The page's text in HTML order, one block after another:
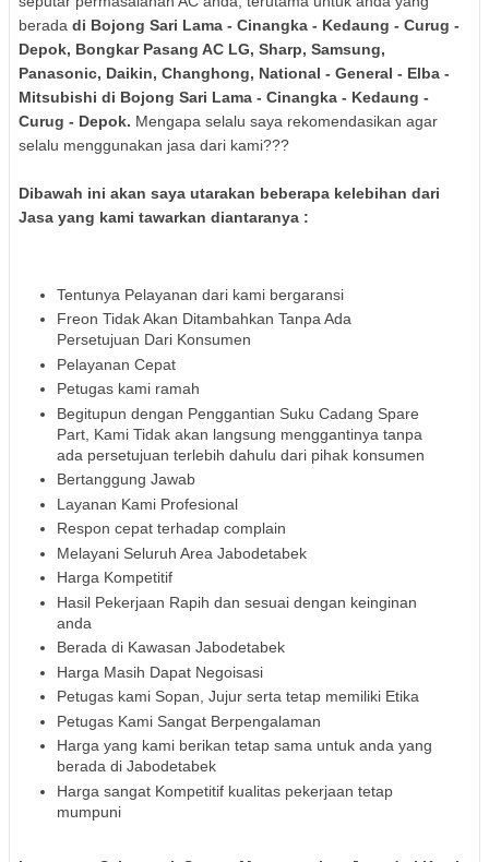
berada di Bojong Sari Lama - Cinangka - Kedaung - Curug -
Depok, Bongkar Pasang AC LG, Sharp, Samsung,
Panasonic, Daikin, Changhong, National - General - Elba -
Mitsubishi di Bojong Sari Lama - Cinangka - Kedaung -
Curug - Depok. Mengapa selalu saya rekomendasikan agar
selalu menggunakan jasa dari kami???
Dibawah ini akan saya utarakan beberapa kelebihan dari
Jasa yang kami tawarkan diantaranya :
Tentunya Pelayanan dari kami bergaransi
Freon Tidak Akan Ditambahkan Tanpa Ada
Persetujuan Dari Konsumen
Pelayanan Cepat
Petugas kami ramah
Begitupun dengan Penggantian Suku Cadang Spare
Part, Kami Tidak akan langsung menggantinya tanpa
ada persetujuan terlebih dahulu dari pihak konsumen
Bertanggung Jawab
Layanan Kami Profesional
Respon cepat terhadap complain
Melayani Seluruh Area Jabodetabek
Harga Kompetitif
Hasil Pekerjaan Rapih dan sesuai dengan keinginan
anda
Berada di Kawasan Jabodetabek
Harga Masih Dapat Negoisasi
Petugas kami Sopan, Jujur serta tetap memiliki Etika
Petugas Kami Sangat Berpengalaman
Harga yang kami berikan tetap sama untuk anda yang
berada di Jabodetabek
Harga sangat Kompetitif kualitas pekerjaan tetap
mumpuni